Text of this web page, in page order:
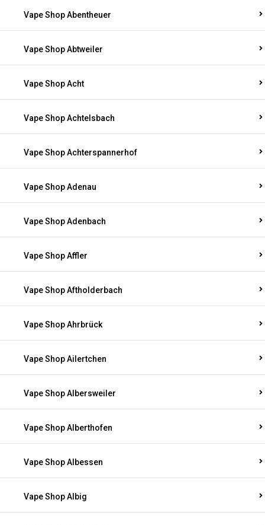
Vape Shop Abentheuer
Vape Shop Abtweiler
Vape Shop Acht
Vape Shop Achtelsbach
Vape Shop Achterspannerhof
Vape Shop Adenau
Vape Shop Adenbach
Vape Shop Affler
Vape Shop Aftholderbach
Vape Shop Ahrbrück
Vape Shop Ailertchen
Vape Shop Albersweiler
Vape Shop Alberthofen
Vape Shop Albessen
Vape Shop Albig